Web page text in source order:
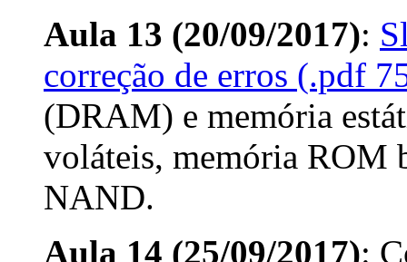
Aula 13 (20/09/2017):
correção de erros (.pdf
(DRAM) e memória
voláteis, memória ROM
NAND.
Aula 14 (25/09/2017):